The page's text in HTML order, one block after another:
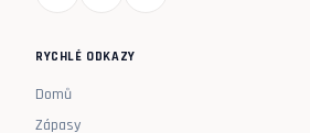
RYCHLÉ ODKAZY
Domů
Zápasy